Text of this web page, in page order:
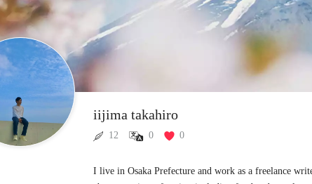
iijima takahiro
12 0 0
I live in Osaka Prefecture and work as a freelance